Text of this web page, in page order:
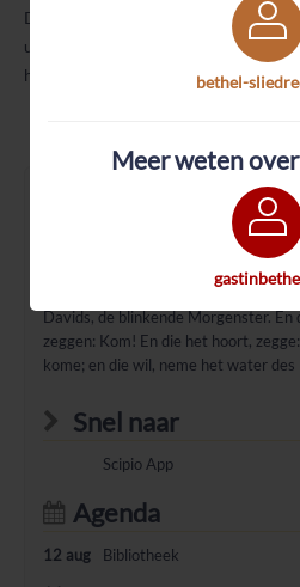
bethel-
Meer weten
De kerkdiensten op zondag worden
uur in ons kerkgebouw, Kerkbuurt 72
harte welkom!
Dagelijks Woord
Ik, Jezus, heb Mijn engel gezonden
getuigen in de Gemeenten. Ik ben de
Davids, de blinkende Morgenster. En
zeggen: Kom! En die het hoort,
kome; en die wil, neme het water des
Snel naar
Scipio App
Agenda
12 aug Bibliotheek